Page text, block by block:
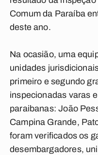
Comum da Paraíba
deste ano.
Na ocasião, uma
unidades
primeiro e segundo
inspecionadas varas
paraibanas: João
Campina Grande,
foram verificados os
desembargadores,